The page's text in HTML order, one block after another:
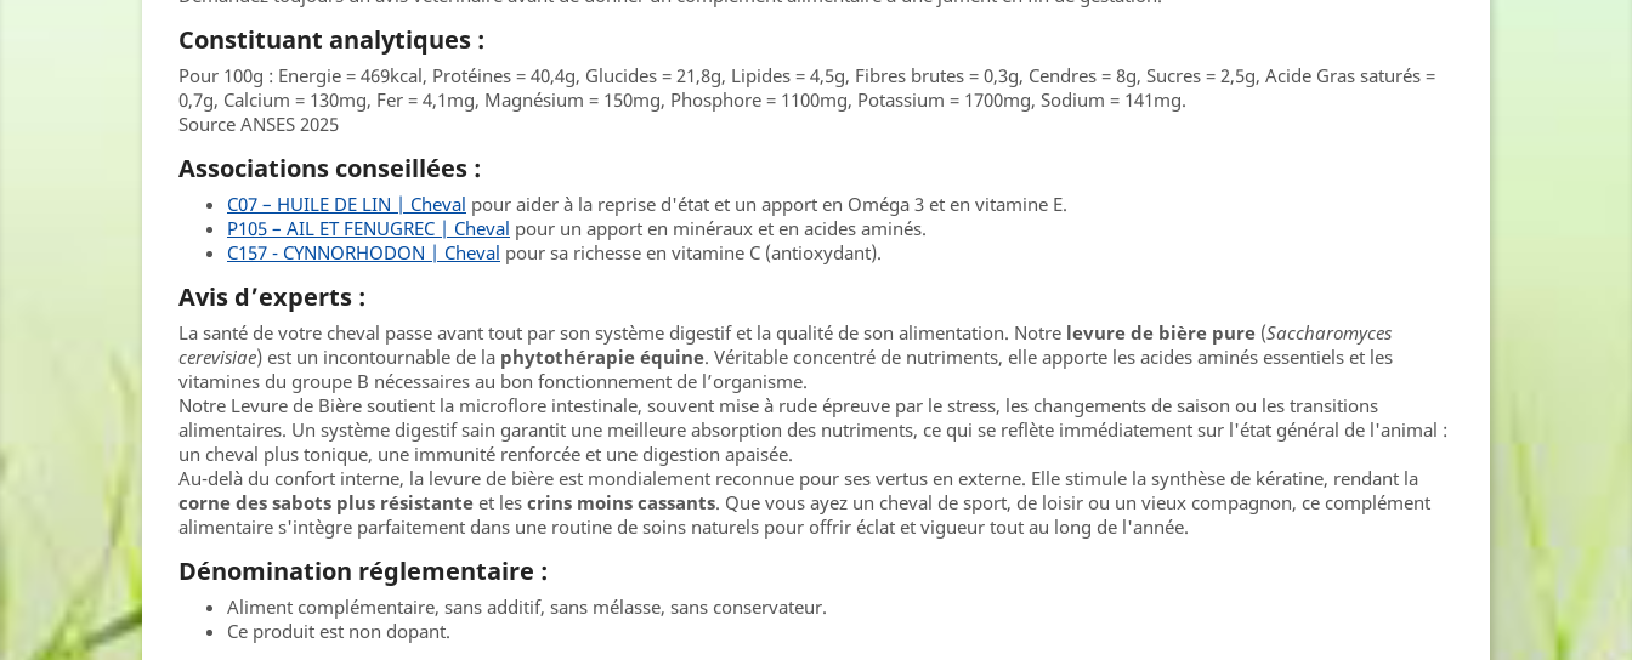
Constituant analytiques :
Pour 100g : Energie = 469kcal, Protéines = 40,4g, Glucides = 21,8g, Lipides = 4,5g, Fibres brutes = 0,3g, Cendres = 8g, Sucres = 2,5g, Acide Gras saturés =
0,7g, Calcium = 130mg, Fer = 4,1mg, Magnésium = 150mg, Phosphore = 1100mg, Potassium = 1700mg, Sodium = 141mg.
Source ANSES 2025
Associations conseillées :
C07 – HUILE DE LIN | Cheval pour aider à la reprise d'état et un apport en Oméga 3 et en vitamine E.
P105 – AIL ET FENUGREC | Cheval pour un apport en minéraux et en acides aminés.
C157 - CYNNORHODON | Cheval pour sa richesse en vitamine C (antioxydant).
Avis d’experts :
La santé de votre cheval passe avant tout par son système digestif et la qualité de son alimentation. Notre levure de bière pure (Saccharomyces
cerevisiae) est un incontournable de la phytothérapie équine. Véritable concentré de nutriments, elle apporte les acides aminés essentiels et les
vitamines du groupe B nécessaires au bon fonctionnement de l’organisme.
Notre Levure de Bière soutient la microflore intestinale, souvent mise à rude épreuve par le stress, les changements de saison ou les transitions
alimentaires. Un système digestif sain garantit une meilleure absorption des nutriments, ce qui se reflète immédiatement sur l'état général de l'animal :
un cheval plus tonique, une immunité renforcée et une digestion apaisée.
Au-delà du confort interne, la levure de bière est mondialement reconnue pour ses vertus en externe. Elle stimule la synthèse de kératine, rendant la
corne des sabots plus résistante et les crins moins cassants. Que vous ayez un cheval de sport, de loisir ou un vieux compagnon, ce complément
alimentaire s'intègre parfaitement dans une routine de soins naturels pour offrir éclat et vigueur tout au long de l'année.
Dénomination réglementaire :
Aliment complémentaire, sans additif, sans mélasse, sans conservateur.
Ce produit est non dopant.